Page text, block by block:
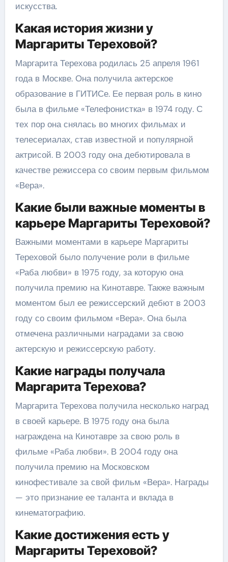
искусства.
Какая история жизни у
Маргариты Тереховой?
Маргарита Терехова родилась 25 апреля 1961
года в Москве. Она получила актерское
образование в ГИТИСе. Ее первая роль в кино
была в фильме «Телефонистка» в 1974 году. С
тех пор она снялась во многих фильмах и
телесериалах, став известной и популярной
актрисой. В 2003 году она дебютировала в
качестве режиссера со своим первым фильмом
«Вера».
Какие были важные моменты в
карьере Маргариты Тереховой?
Важными моментами в карьере Маргариты
Тереховой было получение роли в фильме
«Раба любви» в 1975 году, за которую она
получила премию на Кинотавре. Также важным
моментом был ее режиссерский дебют в 2003
году со своим фильмом «Вера». Она была
отмечена различными наградами за свою
актерскую и режиссерскую работу.
Какие награды получала
Маргарита Терехова?
Маргарита Терехова получила несколько наград
в своей карьере. В 1975 году она была
награждена на Кинотавре за свою роль в
фильме «Раба любви». В 2004 году она
получила премию на Московском
кинофестивале за свой фильм «Вера». Награды
— это признание ее таланта и вклада в
кинематографию.
Какие достижения есть у
Маргариты Тереховой?